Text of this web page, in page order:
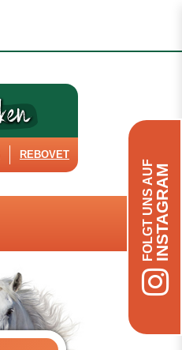
REBOVET
FOLGT UNS AUFINSTAGRAM